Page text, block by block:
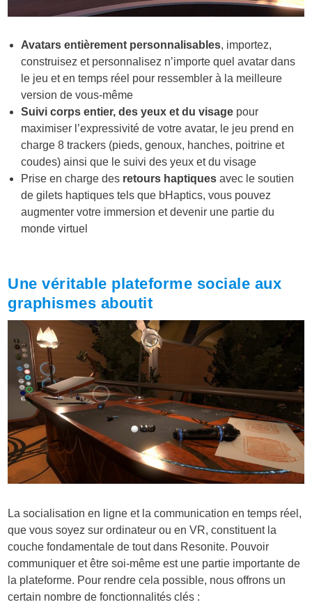
Avatars entièrement personnalisables, importez,
construisez et personnalisez n’importe quel avatar dans
le jeu et en temps réel pour ressembler à la meilleure
version de vous-même
Suivi corps entier, des yeux et du visage pour
maximiser l’expressivité de votre avatar, le jeu prend en
charge 8 trackers (pieds, genoux, hanches, poitrine et
coudes) ainsi que le suivi des yeux et du visage
Prise en charge des retours haptiques avec le soutien
de gilets haptiques tels que bHaptics, vous pouvez
augmenter votre immersion et devenir une partie du
monde virtuel
Une véritable plateforme sociale aux
graphismes aboutit
La socialisation en ligne et la communication en temps réel,
que vous soyez sur ordinateur ou en VR, constituent la
couche fondamentale de tout dans Resonite. Pouvoir
communiquer et être soi-même est une partie importante de
la plateforme. Pour rendre cela possible, nous offrons un
certain nombre de fonctionnalités clés :